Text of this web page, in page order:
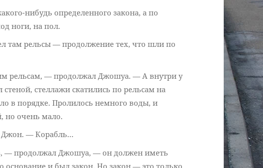
нибудь определенного закона, а по
ноги, на пол.
там рельсы — продолжение тех, что шли по
рельсам, — продолжал Джошуа. — А внутри у
стеллажи скатились по рельсам на
в порядке. Пролилось немного воды, и
но очень мало.
Джон. — Корабль…
— продолжал Джошуа, — он должен иметь
основание и был закон. Но закон — это только